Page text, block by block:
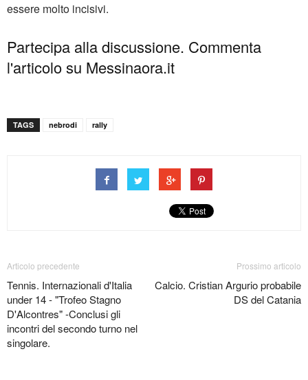
essere molto incisivi.
Partecipa alla discussione. Commenta
l'articolo su Messinaora.it
TAGS nebrodi rally
Articolo precedente
Tennis. Internazionali d'Italia
under 14 - "Trofeo Stagno
D'Alcontres" -Conclusi gli
incontri del secondo turno nel
singolare.
Prossimo articolo
Calcio. Cristian Argurio probabile
DS del Catania